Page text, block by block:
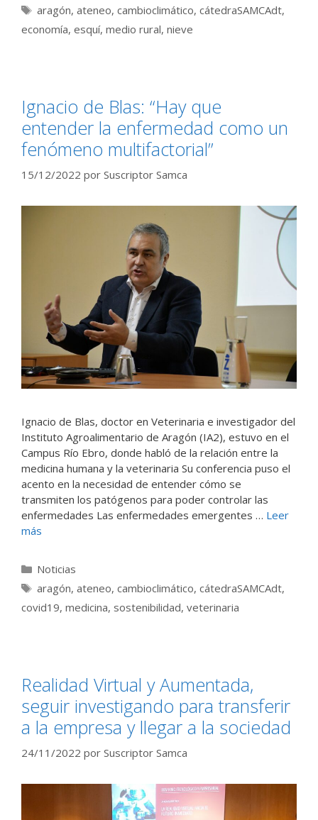
Etiquetas
aragón, ateneo, cambioclimático, cátedraSAMCAdt,
economía, esquí, medio rural, nieve
Ignacio de Blas: “Hay que
entender la enfermedad como un
fenómeno multifactorial”
15/12/2022 por Suscriptor Samca
Ignacio de Blas, doctor en Veterinaria e investigador del
Instituto Agroalimentario de Aragón (IA2), estuvo en el
Campus Río Ebro, donde habló de la relación entre la
medicina humana y la veterinaria Su conferencia puso el
acento en la necesidad de entender cómo se
transmiten los patógenos para poder controlar las
enfermedades Las enfermedades emergentes … Leer
más
Categorías
Noticias
Etiquetas
aragón, ateneo, cambioclimático, cátedraSAMCAdt,
covid19, medicina, sostenibilidad, veterinaria
Realidad Virtual y Aumentada,
seguir investigando para transferir
a la empresa y llegar a la sociedad
24/11/2022 por Suscriptor Samca